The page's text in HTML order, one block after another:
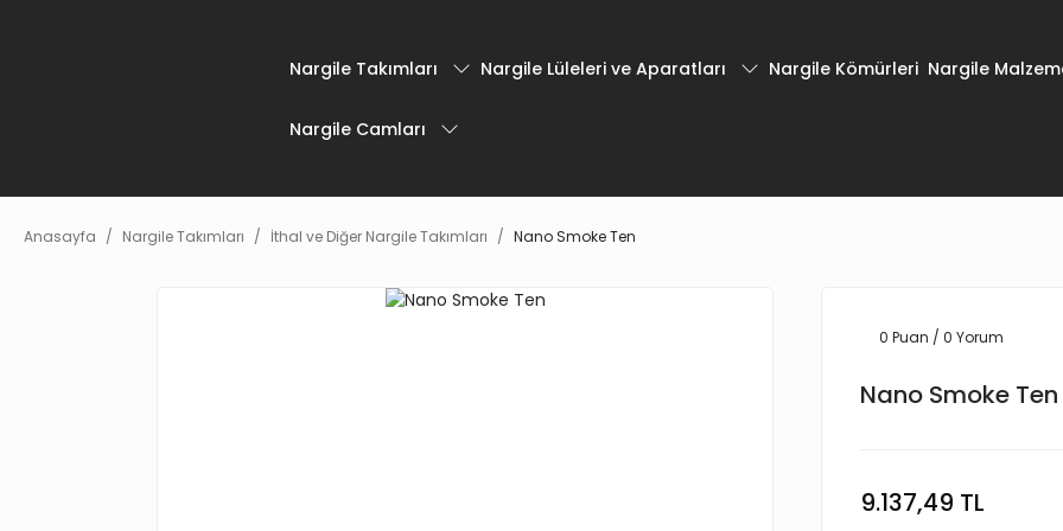
Nargile Takımları Nargile Lüleleri ve Aparatları Nargile Kömürleri Nargile
Nargile Camları
Anasayfa Nargile Takımları İthal ve Diğer Nargile Takımları Nano Smoke Ten
0 Puan / 0 Yorum
Nano Smoke Ten
9.137,49 TL